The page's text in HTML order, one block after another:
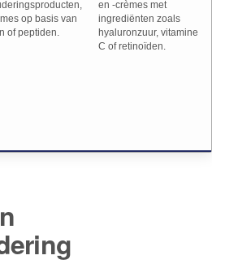
op basis van
of peptiden.
en -crèmes met
ingrediënten zoals
hyaluronzuur, vitamine
C of retinoïden.